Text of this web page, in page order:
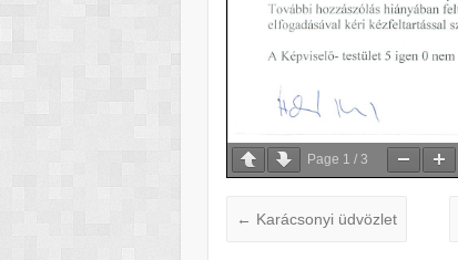
Page 1 /3
← Karácsonyi üdvözlet